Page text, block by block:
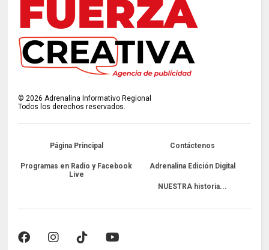
©2026 Adrenalina Informativo Regional
Todos los derechos reservados.
Página Principal Contáctenos
Programas en Radio y Facebook
Live
Adrenalina Edición Digital
NUESTRA historia...